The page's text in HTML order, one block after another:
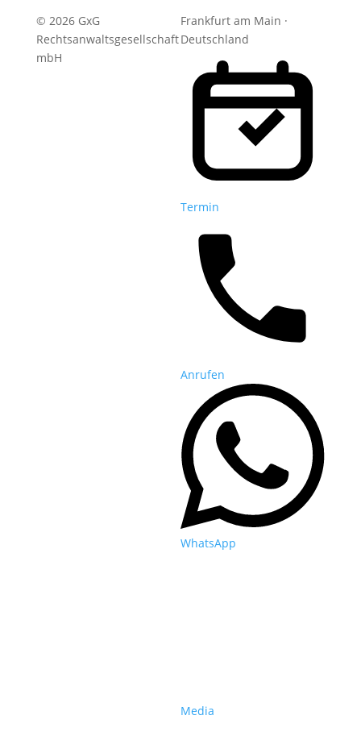
© 2026 GxG
Rechtsanwaltsgesellschaft
mbH
Frankfurt am Main ·
Deutschland
Termin
Anrufen
WhatsApp
Media